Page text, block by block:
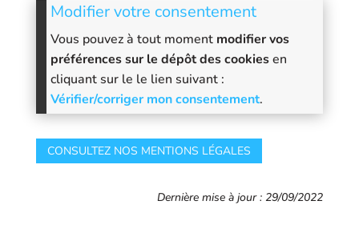
Modifier votre consentement
Vous pouvez à tout moment modifier vos
préférences sur le dépôt des cookiesen
cliquant sur le le lien suivant :
Vérifier/corriger mon consentement.
CONSULTEZ NOS MENTIONS LÉGALES
Dernière mise à jour : 29/09/2022